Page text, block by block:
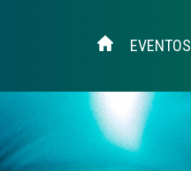
EVENTOS